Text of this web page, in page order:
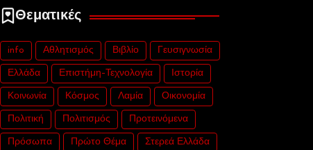
Θεματικές
info Αθλητισμός Βιβλίο Γευσιγνωσία
Ελλάδα Επιστήμη-Τεχνολογία Ιστορία
Κοινωνία Κόσμος Λαμία Οικονομία
Πολιτική Πολιτισμός Προτεινόμενα
Πρόσωπα Πρώτο Θέμα Στερεά Ελλάδα